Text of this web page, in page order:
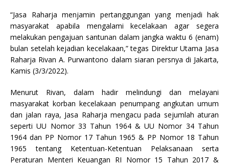
“Jasa Raharja menjamin pertanggungan yang menjadi hak
masyarakat apabila mengalami kecelakaan agar segera
melakukan pengajuan santunan dalam jangka waktu 6 (enam)
bulan setelah kejadian kecelakaan,” tegas Direktur Utama Jasa
Raharja Rivan A. Purwantono dalam siaran persnya di Jakarta,
Kamis (3/3/2022).
Menurut Rivan, dalam hadir melindungi dan melayani
masyarakat korban kecelakaan penumpang angkutan umum
dan jalan raya, Jasa Raharja mengacu pada sejumlah aturan
seperti UU Nomor 33 Tahun 1964 & UU Nomor 34 Tahun
1964 dan PP Nomor 17 Tahun 1965 & PP Nomor 18 Tahun
1965 tentang Ketentuan-Ketentuan Pelaksanaan serta
Peraturan Menteri Keuangan RI Nomor 15 Tahun 2017 &